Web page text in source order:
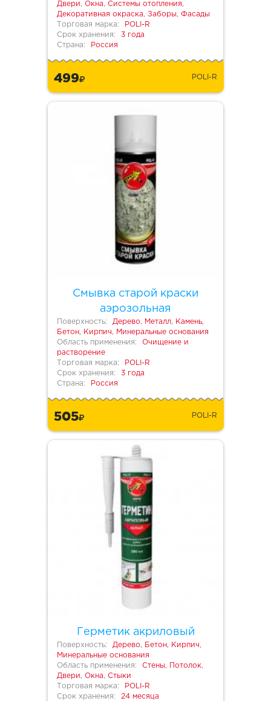
Двери, Окна, Системы отопления,
Декоративная окраска, Заборы, Фасады
Торговая марка:
POLI-R
Срок хранения:
3 года
Страна:
Россия
499 POLI-R
Смывка старой краски
аэрозольная
Поверхность:
Дерево, Металл, Камень,
Бетон, Кирпич, Минеральные основания
Область применения:
Очищение и
растворение
Торговая марка:
POLI-R
Срок хранения:
3 года
Страна:
Россия
505 POLI-R
Герметик акриловый
Поверхность:
Дерево, Бетон, Кирпич,
Минеральные основания
Область применения:
Стены, Потолок,
Двери, Окна, Стыки
Торговая марка:
POLI-R
Срок хранения:
24 месяца